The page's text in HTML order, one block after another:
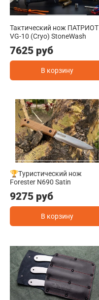
Тактический нож ПАТРИОТ
VG-10 (Cryo) StoneWash
7625 руб
В корзину
🏆Туристический нож
Forester N690 Satin
9275 руб
В корзину